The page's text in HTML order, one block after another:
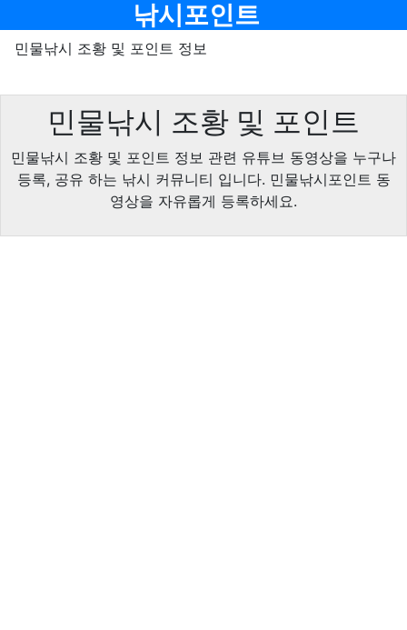
낚시포인트
민물낚시 조황 및 포인트 정보
민물낚시 조황 및 포인트
민물낚시 조황 및 포인트 정보 관련 유튜브 동영상을 누구나
등록, 공유 하는 낚시 커뮤니티 입니다. 민물낚시포인트 동
영상을 자유롭게 등록하세요.